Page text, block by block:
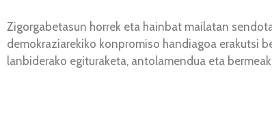
Zigorgabetasun horrek eta hainbat mailatan
demokraziarekiko konpromiso handiagoa erakutsi
lanbiderako egituraketa, antolamendua eta